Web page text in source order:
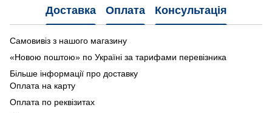
Доставка Оплата Консультація
Самовивіз з нашого магазину
«Новою поштою» по Україні за тарифами перевізника
Більше інформації про доставку
Оплата на карту
Оплата по реквізитах